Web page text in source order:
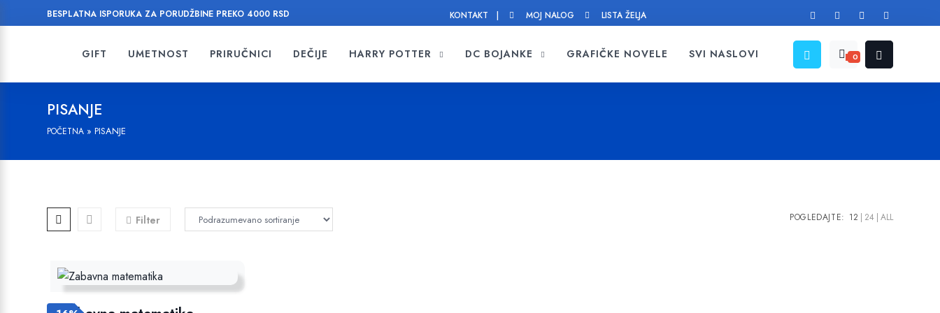
BESPLATNA ISPORUKA ZA PORUDŽBINE PREKO 4000 RSD KONTAKT | MOJ NALOG LISTA ŽELJA
GIFT UMETNOST PRIRUČNICI DEČIJE HARRY POTTER DC BOJANKE GRAFIČKE NOVELE SVI NASLOVI 0
PISANJE
POČETNA »PISANJE
Filter POGLEDAJTE: 12 24 ALL